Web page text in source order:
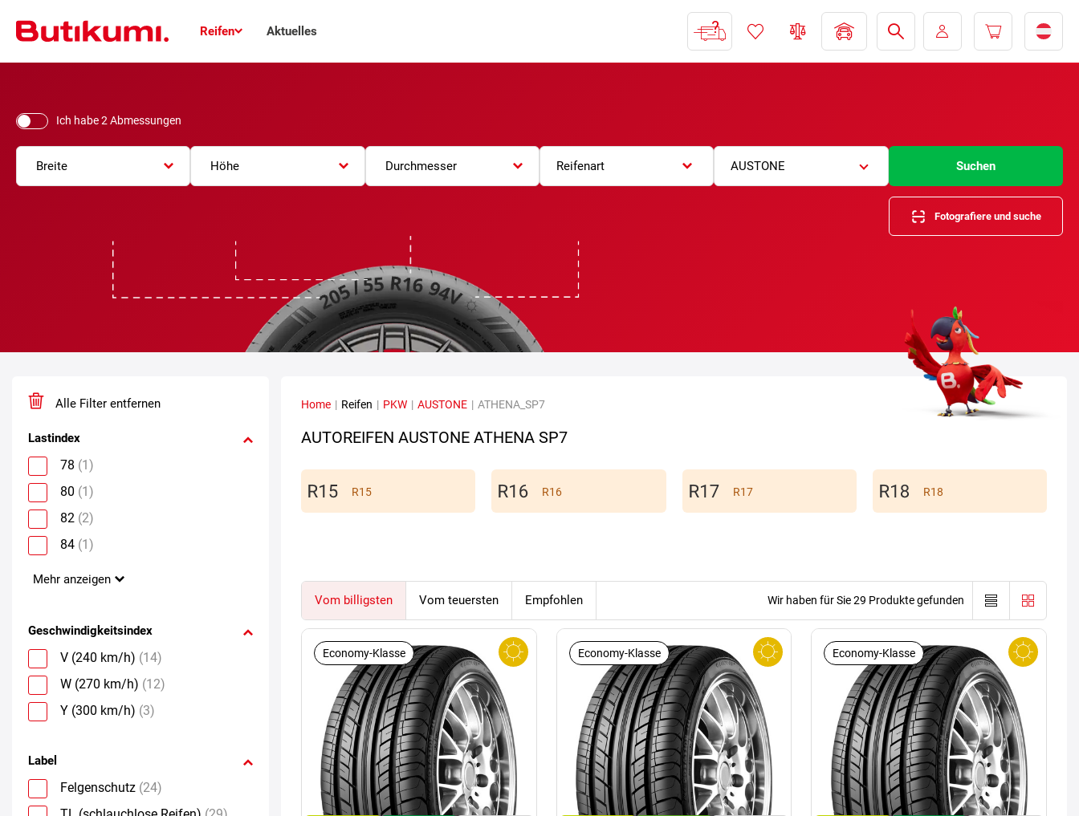
Reifen Aktuelles
Ich habe 2 Abmessungen
Breite Höhe Durchmesser Reifenart AUSTONE Suchen
Fotografiere und suche
Alle Filter entfernen
Lastindex
78 (1)
80 (1)
82 (2)
84 (1)
Mehr anzeigen
Geschwindigkeitsindex
V (240 km/h) (14)
W (270 km/h) (12)
Y (300 km/h) (3)
Label
Felgenschutz (24)
Home | Reifen | PKW | AUSTONE | ATHENA_SP7
AUTOREIFEN AUSTONE ATHENA SP7
R15 R16 R17 R18
Vom billigsten Vom teuersten Empfohlen Wir haben für Sie 29 Produkte gefunden
Economy-Klasse Economy-Klasse Economy-Klasse